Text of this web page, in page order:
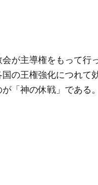
が主導権をもって行
の王権強化につれて
「神の休戦」である。